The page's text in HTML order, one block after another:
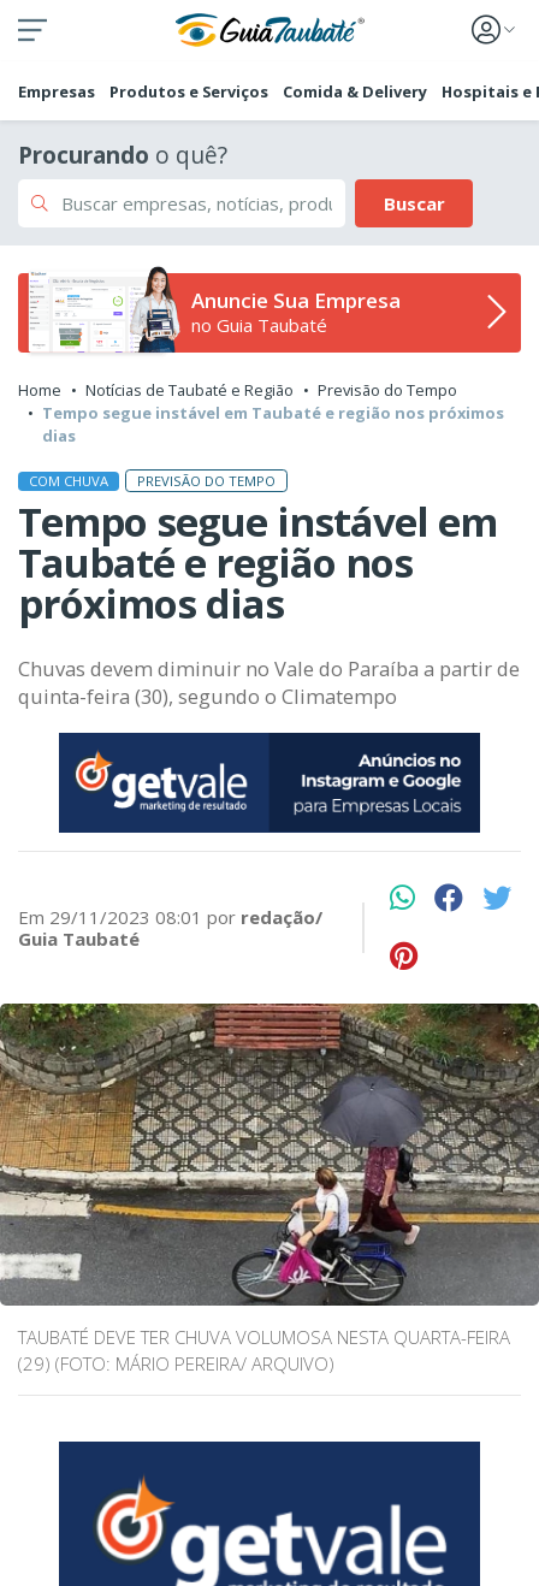
Empresas Produtos e Serviços Comida & Delivery Hospitais e
Procurando o quê?
Buscar
Anuncie Sua Empresa
no Guia Taubaté
Home Notícias de Taubaté e Região
Previsão do Tempo
Tempo segue instável em Taubaté e região nos próximos
dias
COM CHUVA PREVISÃO DO TEMPO
Tempo segue instável em
Taubaté e região nos
próximos dias
Chuvas devem diminuir no Vale do Paraíba a partir de
quinta-feira (30), segundo o Climatempo
Em 29/11/2023 08:01 por redação/
Guia Taubaté
TAUBATÉ DEVE TER CHUVA VOLUMOSA NESTA QUARTA-FEIRA
(29) (FOTO: MÁRIO PEREIRA/ ARQUIVO)